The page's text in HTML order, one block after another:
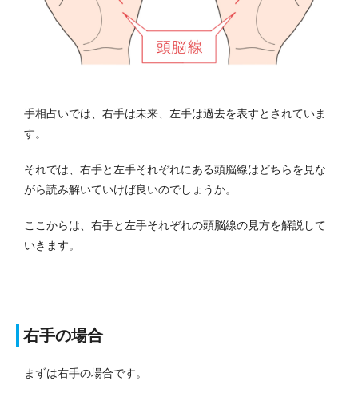
手相占いでは、右手は未来、左手は過去を表すとされていま
す。
それでは、右手と左手それぞれにある頭脳線はどちらを見な
がら読み解いていけば良いのでしょうか。
ここからは、右手と左手それぞれの頭脳線の見方を解説して
いきます。
右手の場合
まずは右手の場合です。